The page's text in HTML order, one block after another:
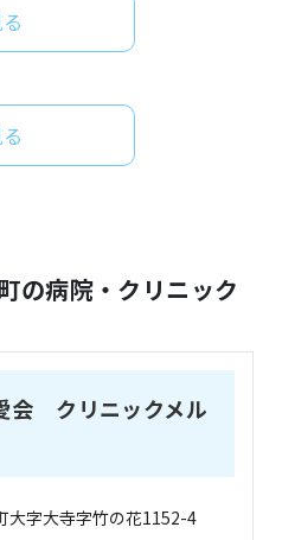
の病院・クリニック
会 クリニックメル
大字大寺字竹の花1152-4